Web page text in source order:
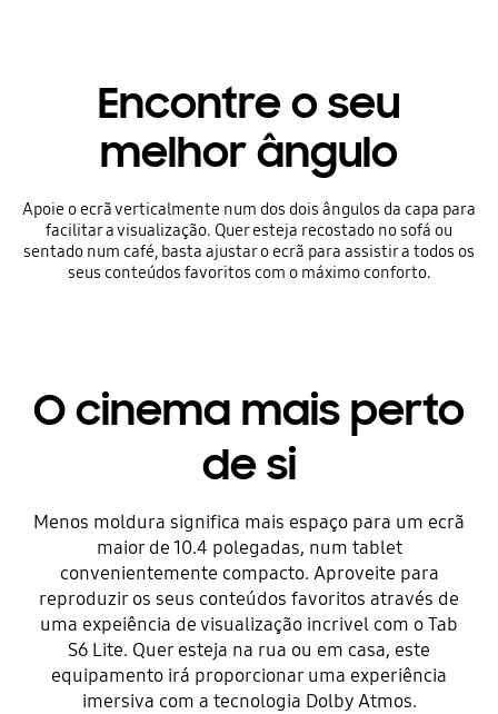
Encontre o seu
melhor ângulo
Apoie o ecrã verticalmente num dos dois ângulos da capa para
facilitar a visualização. Quer esteja recostado no sofá ou
sentado num café, basta ajustar o ecrã para assistir a todos os
seus conteúdos favoritos com o máximo conforto.
O cinema mais perto
de si
Menos moldura significa mais espaço para um ecrã
maior de 10.4 polegadas, num tablet
convenientemente compacto. Aproveite para
reproduzir os seus conteúdos favoritos através de
uma expeiência de visualização incrivel com o Tab
S6 Lite. Quer esteja na rua ou em casa, este
equipamento irá proporcionar uma experiência
imersiva com a tecnologia Dolby Atmos.